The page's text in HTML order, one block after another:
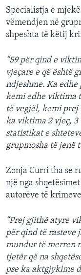
Specialistja e
vëmendjen në
shpeshta të këtij
“59 për qind e
vjeçare e që është
ndjeshme. Ka edhe
kemi edhe viktima
të vegjël, kemi prej
ka viktima 2 vjeç, 3
statistikat e
grupmosha të jenë
Zonja Curri tha se
një nga
autorēve të
“Prej gjithë atyre
për qind të rasteve
mundur të merren
tjetër që na
pse ka aktgjykime